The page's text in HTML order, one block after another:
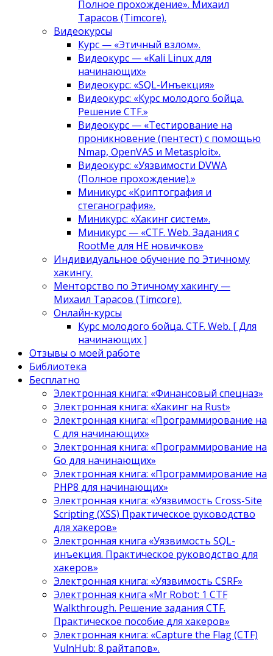
Полное прохождение». Михаил
Тарасов (Timcore).
Видеокурсы
Курс — «Этичный взлом».
Видеокурс — «Kali Linux для
начинающих»
Видеокурс: «SQL-Инъекция»
Видеокурс: «Курс молодого бойца.
Решение CTF.»
Видеокурс — «Тестирование на
проникновение (пентест) с помощью
Nmap, OpenVAS и Metasploit».
Видеокурс: «Уязвимости DVWA
(Полное прохождение).»
Миникурс «Криптография и
стеганография».
Миникурс: «Хакинг систем».
Миникурс — «CTF. Web. Задания с
RootMe для НЕ новичков»
Индивидуальное обучение по Этичному
хакингу.
Менторство по Этичному хакингу —
Михаил Тарасов (Timcore).
Онлайн-курсы
Курс молодого бойца. CTF. Web. [ Для
начинающих ]
Отзывы о моей работе
Библиотека
Бесплатно
Электронная книга: «Финансовый спецназ»
Электронная книга: «Хакинг на Rust»
Электронная книга: «Программирование на
C для начинающих»
Электронная книга: «Программирование на
Go для начинающих»
Электронная книга: «Программирование на
PHP8 для начинающих»
Электронная книга: «Уязвимость Cross-Site
Scripting (XSS) Практическое руководство
для хакеров»
Электронная книга «Уязвимость SQL-
инъекция. Практическое руководство для
хакеров»
Электронная книга: «Уязвимость CSRF»
Электронная книга «Mr Robot: 1 CTF
Walkthrough. Решение задания CTF.
Практическое пособие для хакеров»
Электронная книга: «Capture the Flag (CTF)
VulnHub: 8 райтапов».